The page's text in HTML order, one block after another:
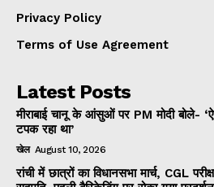
Privacy Policy
Terms of Use Agreement
Latest Posts
मीराबाई चानू के आंसुओं पर PM मोदी बोले-
टपक रहा था’
खेल August 10, 2026
रांची में छात्रों का विधानसभा मार्च, CGL